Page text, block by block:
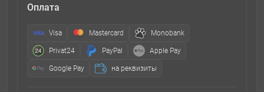
Оплата
Visa Mastercard Monobank
Privat24 PayPal Apple Pay
Google Pay на реквизиты